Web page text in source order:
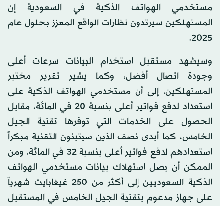
مستخدمي الهواتف الذكية في السعودية إن
المستهلكين سيرتدون نظارات الواقع المعزز بحلول عام
2025.
وسيشهد مستقبل استخدام البيانات سرعات أعلى
وجودة اتصال أفضل، وكما يشير تقرير مختبر
المستهلكين، إلى أن مستخدمي الهواتف الذكية على
استعداد لدفع فواتير أعلى بنسبة 20 في المائة، مقابل
الحصول على الخدمات التي توفرها تقنية الجيل
الخامس، كما أبدى نصف الذين سيتبنون التقنية مبكراً
استعدادهم لدفع فواتير أعلى بنسبة 32 في المائة، ومن
الممكن أن يصل استهلاك بيانات مستخدمي الهواتف
الذكية السعوديين إلى أكثر من 250 غيغابايت شهرياً
على جهاز مدعوم بتقنية الجيل الخامس في المستقبل